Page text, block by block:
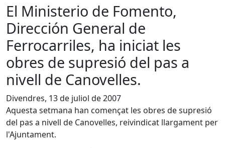
El Ministerio de Fomento,
Dirección General de
Ferrocarriles, ha iniciat les
obres de supresió del pas a
nivell de Canovelles.
Divendres, 13 de juliol de 2007
Aquesta setmana han començat les obres de supresió
del pas a nivell de Canovelles, reivindicat llargament per
l'Ajuntament.